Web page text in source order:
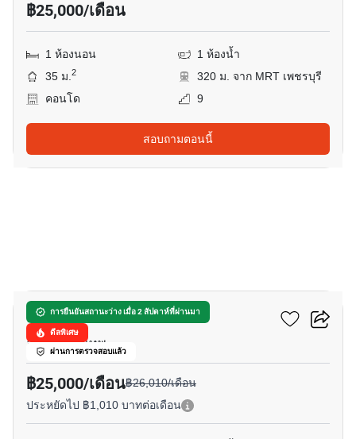
฿25,000/เดือน
1 ห้องนอน
1 ห้องน้ำ
35 ม.2
320 ม. จาก MRT เพชรบุรี
คอนโด
9
สอบถามตอนนี้
การยืนยันสถานะว่าง เมื่อ 2 สัปดาห์ที่ผ่านมา
ดีลพิเศษ
ผ่านการตรวจสอบแล้ว
แอชตัน อโศก
อโศก, กรุงเทพ
฿25,000/เดือน฿26,010/เดือน
ประหยัดไป ฿1,010 บาทต่อเดือน